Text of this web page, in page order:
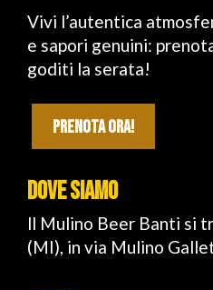
Vivi l’autentica
e sapori genuini:
goditi la serata!
PRENOTA ORA!
DOVE SIAMO
ll Mulino Beer Banti si
(MI), in via Mulino